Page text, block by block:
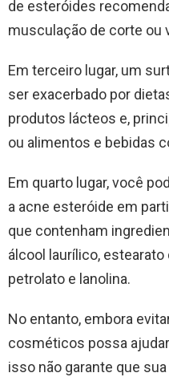
de esteróides
musculação de corte ou
Em terceiro lugar, um
ser exacerbado por
produtos lácteos e,
ou alimentos e bebidas
Em quarto lugar, você
a acne esteróide em
que contenham
álcool laurílico,
petrolato e lanolina.
No entanto, embora
cosméticos possa
isso não garante que